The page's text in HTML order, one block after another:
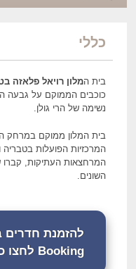
כללי
בית המלון רויאל פלאזה
כוכבים הממוקם על גבעה
נשימה של הרי גולן.
בית המלון ממוקם במרחק
המרכזיות הפועלות בטבריה
המרחצאות העתיקות, קברו
השונים.
להזמנת חדרים
Booking לחצו כאן